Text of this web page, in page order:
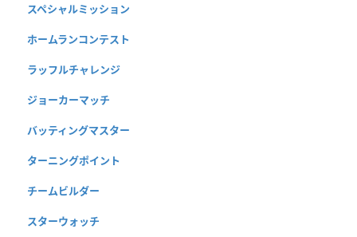
スペシャルミッション
ホームランコンテスト
ラッフルチャレンジ
ジョーカーマッチ
バッティングマスター
ターニングポイント
チームビルダー
スターウォッチ